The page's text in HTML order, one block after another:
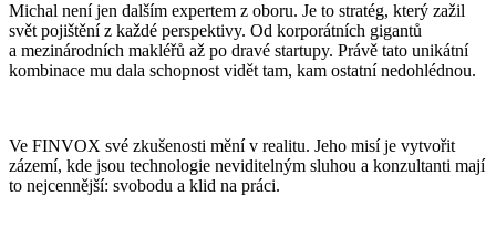
Michal není jen dalším expertem z oboru. Je to stratég, který zažil
svět pojištění z každé perspektivy. Od korporátních gigantů
a mezinárodních makléřů až po dravé startupy. Právě tato unikátní
kombinace mu dala schopnost vidět tam, kam ostatní nedohlédnou.
Ve FINVOX své zkušenosti mění v realitu. Jeho misí je vytvořit
zázemí, kde jsou technologie neviditelným sluhou a konzultanti mají
to nejcennější: svobodu a klid na práci.